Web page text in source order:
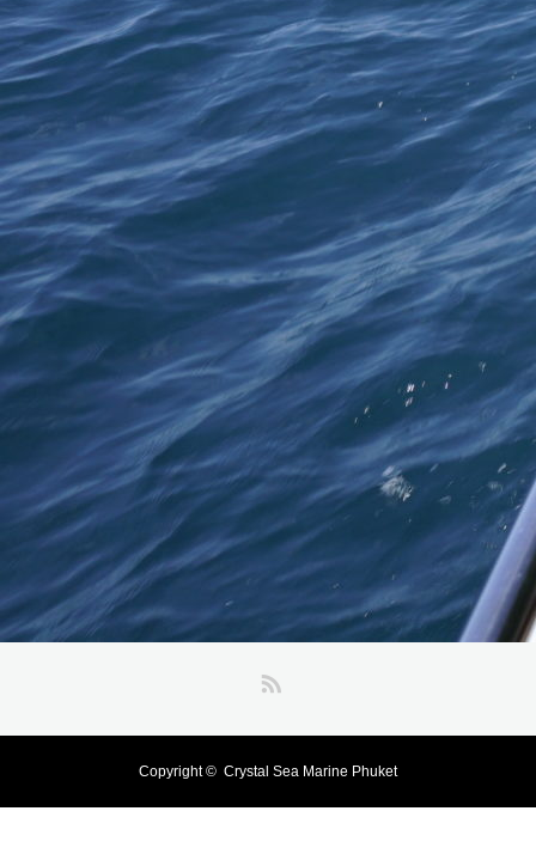
Copyright © Crystal Sea Marine Phuket